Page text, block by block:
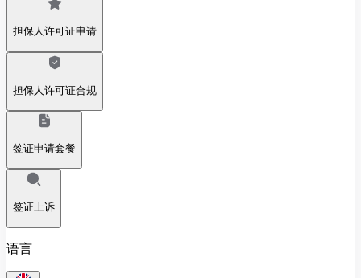
担保人许可证申请
担保人许可证合规
签证申请套餐
签证上诉
语言